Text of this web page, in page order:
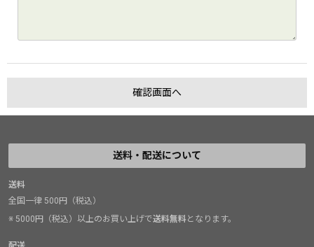
送料・配送について
送料
全国一律 500円（税込）
※ 5000円（税込）以上のお買い上げで送料無料となります。